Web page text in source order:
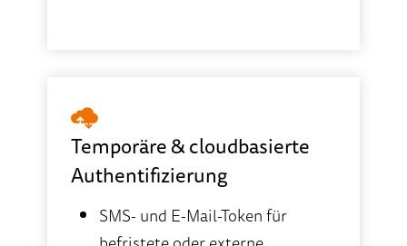
Temporäre & cloudbasierte
Authentifizierung
SMS- und E-Mail-Token für